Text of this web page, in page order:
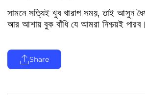
সামনে সত্যিই খুব খারাপ সময়,তাই আসুন
আর আশায় বুক বাঁধি যে আমরা নিশ্চয়ই পারব।
Share